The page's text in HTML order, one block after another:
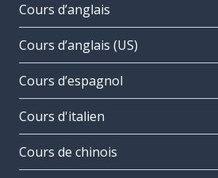
Cours d’anglais
Cours d’anglais (US)
Cours d’espagnol
Cours d'italien
Cours de chinois